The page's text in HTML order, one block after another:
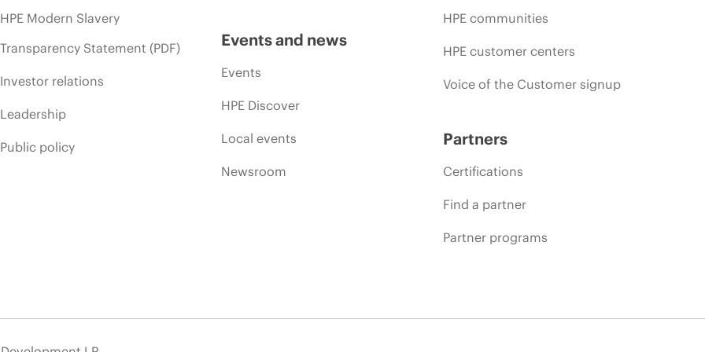
HPE Modern Slavery
Transparency Statement (PDF)
Investor relations
Leadership
Public policy
Events and news
Events
HPE Discover
Local events
Newsroom
HPE communities
HPE customer centers
Voice of the Customer signup
Partners
Certifications
Find a partner
Partner programs